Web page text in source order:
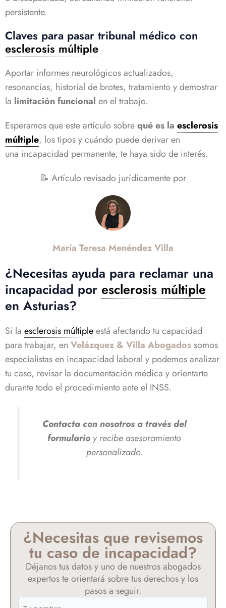
persistente.
Claves para pasar tribunal médico con
esclerosis múltiple
Aportar informes neurológicos actualizados,
resonancias, historial de brotes, tratamiento y demostrar
la limitación funcional en el trabajo.
Esperamos que este artículo sobrequé es la esclerosis
múltiple, los tipos y cuándo puede derivar en
una incapacidad permanente, te haya sido de interés.
📝 Artículo revisado jurídicamente por
María Teresa Menéndez Villa
¿Necesitas ayuda para reclamar una
incapacidad por esclerosis múltiple
en Asturias?
Si la esclerosis múltipleestá afectando tu capacidad
para trabajar, en Velázquez & Villa Abogadossomos
especialistas en incapacidad laboral y podemos analizar
tu caso, revisar la documentación médica y orientarte
durante todo el procedimiento ante el INSS.
Contacta con nosotros a través del
formulario y recibe asesoramiento
personalizado.
¿Necesitas que revisemos
tu caso de incapacidad?
Déjanos tus datos y uno de nuestros abogados
expertos te orientará sobre tus derechos y los
pasos a seguir.